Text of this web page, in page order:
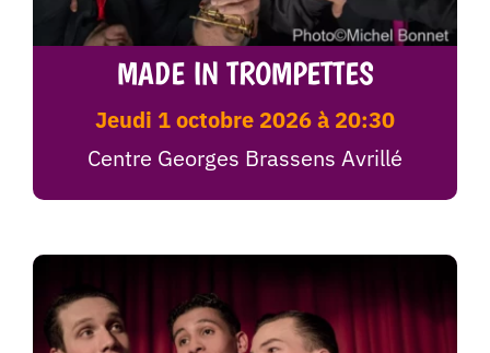
MADE IN TROMPETTES
jeudi 1 octobre 2026 à 20:30
Centre Georges Brassens Avrillé